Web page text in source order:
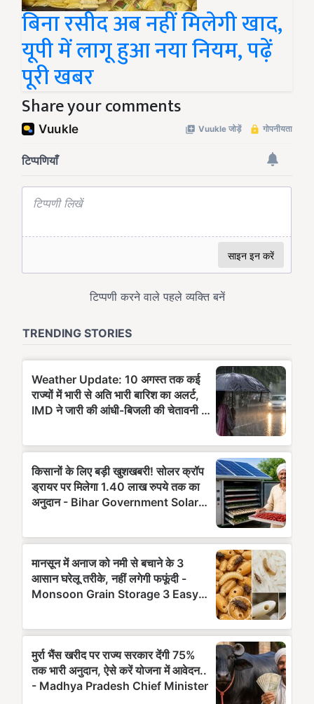
बिना रसीद अब नहीं मिलेगी खाद,
यूपी में लागू हुआ नया नियम, पढ़ें
पूरी खबर
Share your comments